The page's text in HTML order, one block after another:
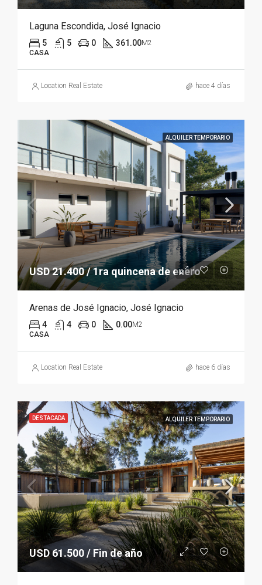
Laguna Escondida, José Ignacio
5 5 0 361.00M2
CASA
Location Real Estate hace 4 días
ALQUILER TEMPORARIO
USD 21.400 / 1ra quincena de enero
Arenas de José Ignacio, José Ignacio
4 4 0 0.00M2
CASA
Location Real Estate hace 6 días
DESTACADA ALQUILER TEMPORARIO
USD 61.500 / Fin de año